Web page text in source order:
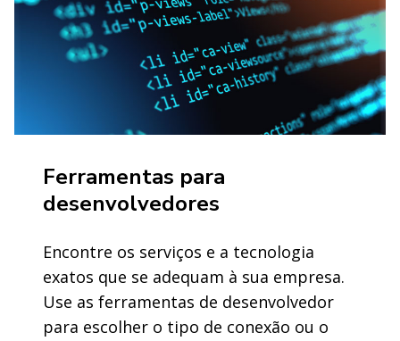
Ferramentas para
desenvolvedores
Encontre os serviços e a tecnologia
exatos que se adequam à sua empresa.
Use as ferramentas de desenvolvedor
para escolher o tipo de conexão ou o